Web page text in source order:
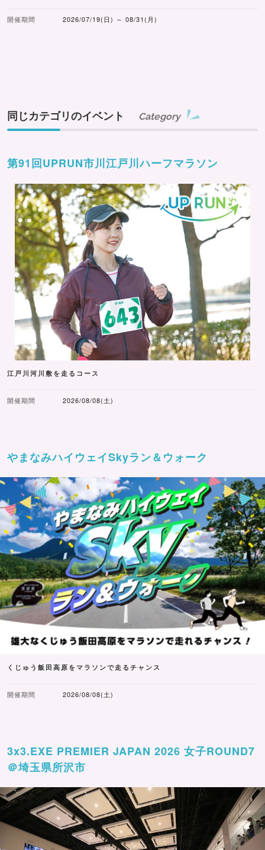
開催期間 2026/07/19(日) ～ 08/31(月)
同じカテゴリのイベント Category
第91回UPRUN市川江戸川ハーフマラソン
江戸川河川敷を走るコース
開催期間 2026/08/08(土)
やまなみハイウェイSkyラン＆ウォーク
くじゅう飯田高原をマラソンで走るチャンス
開催期間 2026/08/08(土)
3x3.EXE PREMIER JAPAN 2026 女子ROUND7
＠埼玉県所沢市